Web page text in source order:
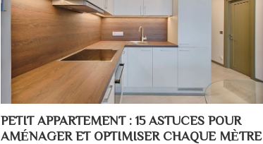
PETIT APPARTEMENT : 15 ASTUCES POUR
AMÉNAGER ET OPTIMISER CHAQUE MÈTRE